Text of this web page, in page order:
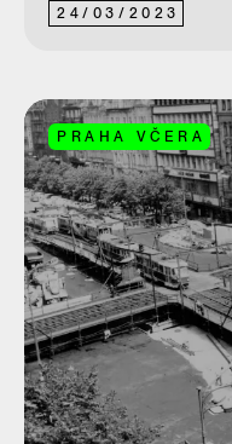
24/ 03/ 2023
PRAHA VČERA